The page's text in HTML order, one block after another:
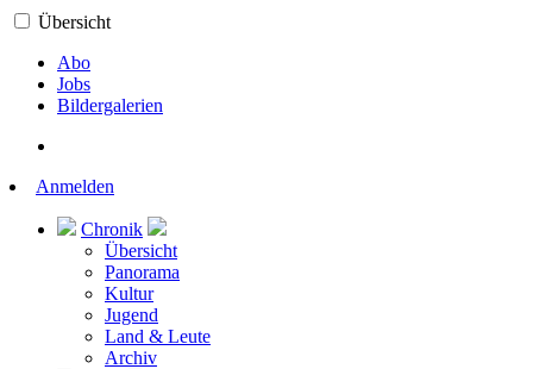
Übersicht
Abo
Jobs
Bildergalerien
Anmelden
Chronik
Übersicht
Panorama
Kultur
Jugend
Land & Leute
Archiv